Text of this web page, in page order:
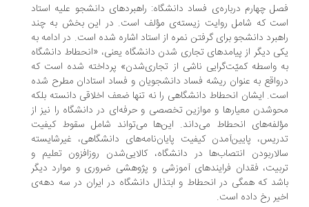
چهارم درباره‌ی فساد دانشگاه: راهبردهای دانشجو علیه استاد
که شامل روایت زیسته‌ی مؤلف است. در این بخش به چند
دانشجو برای گرفتن نمره از استاد اشاره شده است. در ادامه به
دیگر از پیامدهای تجاری شدن دانشگاه یعنی، «انحطاط دانشگاه
واسطه کمیّت‌گرایی ناشی از تجاری‌شدن» پرداخته شده است که
به عنوان ریشه فساد دانشجویان و فساد استادان مطرح شده
ایشان انحطاط دانشگاهی را نه تنها ضعف اخلاقی دانسته بلکه
معیارها و موازین تخصصی و حرفه‌ای در دانشگاه را نیز از
انحطاط می‌داند. این‌ها می‌تواند شامل سقوط کیفیت
پایین‌آمدن کیفیت پایان‌نامه‌های دانشگاهی، غیرشایسته
انتصاب‌ها در دانشگاه، کالایی‌شدن روزافزون تعلیم و
فقدان فرایندهای آموزشی و پژوهشی ضروری و موارد دیگر
که همگی در انحطاط و ابتذال دانشگاه در ایران در سه دهه‌ی
رخ داده است.